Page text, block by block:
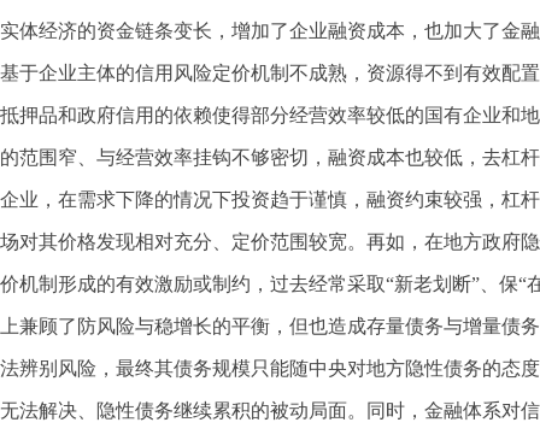
实体经济的资金链条变长，增加了企业融资成本，也加大了金
基于企业主体的信用风险定价机制不成熟，资源得不到有效配
抵押品和政府信用的依赖使得部分经营效率较低的国有企业和
的范围窄、与经营效率挂钩不够密切，融资成本也较低，去杠
企业，在需求下降的情况下投资趋于谨慎，融资约束较强，杠
场对其价格发现相对充分、定价范围较宽。再如，在地方政府
价机制形成的有效激励或制约，过去经常采取“新老划断”、保
上兼顾了防风险与稳增长的平衡，但也造成存量债务与增量债
法辨别风险，最终其债务规模只能随中央对地方隐性债务的态
无法解决、隐性债务继续累积的被动局面。同时，金融体系对